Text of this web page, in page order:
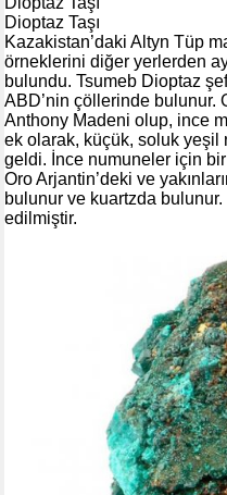
Dioptaz Taşı
Kazakistan’daki Altyn Tüp
örneklerini diğer yerlerden
bulundu. Tsumeb Dioptaz
ABD’nin çöllerinde bulunur.
Anthony Madeni olup, ince
ek olarak, küçük, soluk yeşil
geldi. İnce numuneler için
Oro Arjantin’deki ve
bulunur ve kuartzda
edilmiştir.